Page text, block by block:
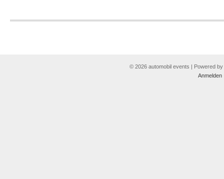
© 2026 automobil events | Powered by
Anmelden|